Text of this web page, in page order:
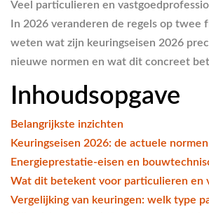
Veel particulieren en
In 2026 veranderen de regels op
weten wat zijn keuringseisen 2026
nieuwe normen en wat dit concreet
Inhoudsopgave
Belangrijkste inzichten
Keuringseisen 2026: de actuele
Energieprestatie-eisen en
Wat dit betekent voor particulieren en
Vergelijking van keuringen: welk type